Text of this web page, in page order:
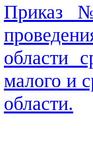
Приказ
области
малого и
области.